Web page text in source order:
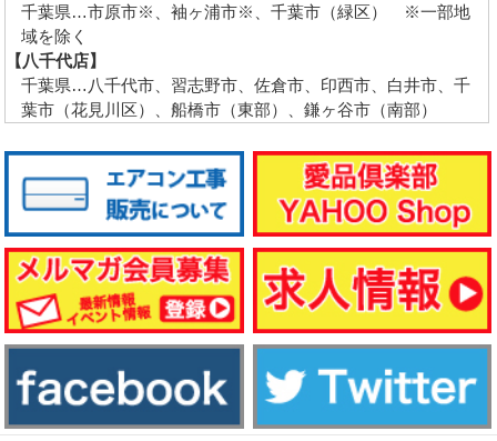
千葉県…市原市※、袖ヶ浦市※、千葉市（緑区） ※一部地
域を除く
【八千代店】
千葉県…八千代市、習志野市、佐倉市、印西市、白井市、千
葉市（花見川区）、船橋市（東部）、鎌ヶ谷市（南部）